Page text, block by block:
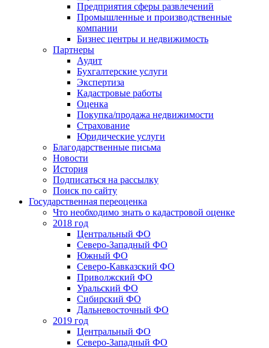
Предприятия сферы развлечений
Промышленные и производственные
компании
Бизнес центры и недвижимость
Партнеры
Аудит
Бухгалтерские услуги
Экспертиза
Кадастровые работы
Оценка
Покупка/продажа недвижимости
Страхование
Юридические услуги
Благодарственные письма
Новости
История
Подписаться на рассылку
Поиск по сайту
Государственная переоценка
Что необходимо знать о кадастровой оценке
2018 год
Центральный ФО
Северо-Западный ФО
Южный ФО
Северо-Кавказский ФО
Приволжский ФО
Уральский ФО
Сибирский ФО
Дальневосточный ФО
2019 год
Центральный ФО
Северо-Западный ФО